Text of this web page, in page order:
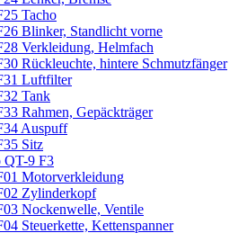
Tacho
Blinker, Standlicht vorne
Verkleidung, Helmfach
Rückleuchte, hintere Schmutzfänger
Luftfilter
Tank
Rahmen, Gepäckträger
Auspuff
Sitz
QT-9 F3
Motorverkleidung
Zylinderkopf
Nockenwelle, Ventile
Steuerkette, Kettenspanner